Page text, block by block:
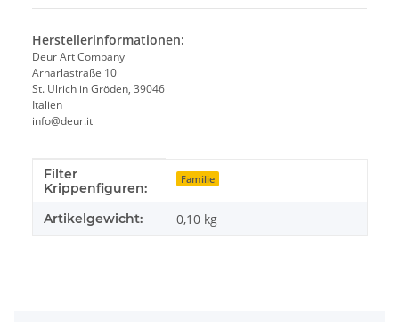
Herstellerinformationen:
Deur Art Company
Arnarlastraße 10
St. Ulrich in Gröden, 39046
Italien
info@deur.it
Produkteigenschaft
Wert
Filter
Krippenfiguren:
Familie
Artikelgewicht: 0,10 kg